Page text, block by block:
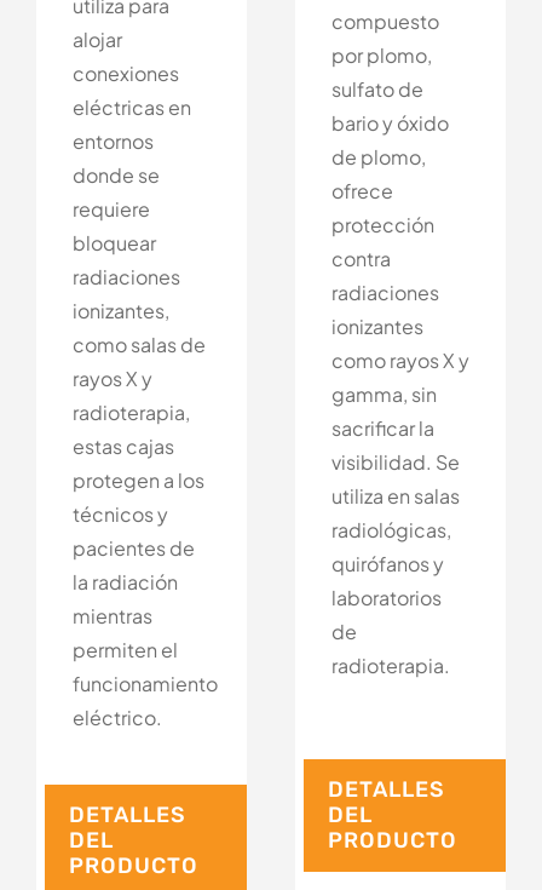
utiliza para
alojar
conexiones
eléctricas en
entornos
donde se
requiere
bloquear
radiaciones
ionizantes,
como salas de
rayos X y
radioterapia,
estas cajas
protegen a los
técnicos y
pacientes de
la radiación
mientras
permiten el
funcionamiento
eléctrico.
DETALLES
DEL
PRODUCTO
compuesto
por plomo,
sulfato de
bario y óxido
de plomo,
ofrece
protección
contra
radiaciones
ionizantes
como rayos X y
gamma, sin
sacrificar la
visibilidad. Se
utiliza en salas
radiológicas,
quirófanos y
laboratorios
de
radioterapia.
DETALLES
DEL
PRODUCTO